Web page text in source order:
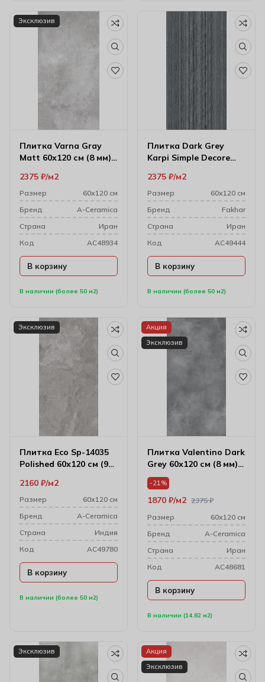
Эксклюзив
Плитка Varna Gray
Matt 60х120 см (8 мм)
В наличии (более 50 м2)
2375 ₽ м2
Размер
60х120 см
Бренд
A-Ceramica
Cтрана
Иран
Код
AC48934
В корзину
Плитка Dark Grey
Karpi Simple Decore
61w1212a
В наличии (более 50 м2)
2375 ₽ м2
Размер
60х120 см
Бренд
Fakhar
Cтрана
Иран
Код
AC49444
В корзину
Эксклюзив
Плитка Eco Sp-14035
Polished 60х120 см (9
В наличии (более 50 м2)
2160 ₽ м2
Размер
60х120 см
Бренд
A-Ceramica
Cтрана
Индия
Код
AC49780
В корзину
Акция
Эксклюзив
Плитка Valentino Dark
Grey 60х120 см (8 мм)
174398
В наличии (14.82 м2)
-21%
2375₽
1870 ₽ м2
Размер
60х120 см
Бренд
A-Ceramica
Cтрана
Иран
Код
AC48681
В корзину
Эксклюзив
Акция
Эксклюзив